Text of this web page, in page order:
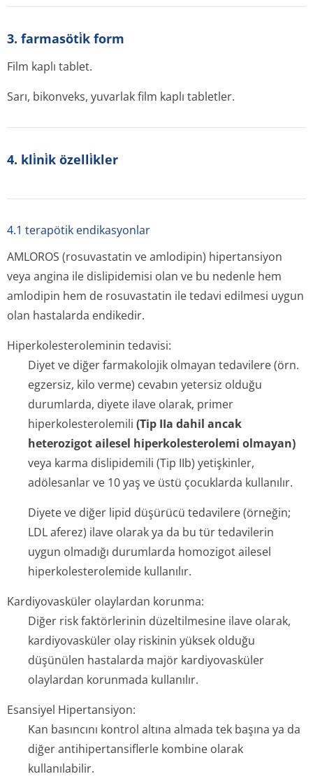
3. farmasöti̇k form
Film kaplı tablet.
Sarı, bikonveks, yuvarlak film kaplı tabletler.
4. kli̇ni̇k özelli̇kler
4.1 terapötik endikasyonlar
AMLOROS (rosuvastatin ve amlodipin) hipertansiyon
veya angina ile dislipidemisi olan ve bu nedenle hem
amlodipin hem de rosuvastatin ile tedavi edilmesi uygun
olan hastalarda endikedir.
Hiperkolesteroleminin tedavisi:
Diyet ve diğer farmakolojik olmayan tedavilere (örn.
egzersiz, kilo verme) cevabın yetersiz olduğu
durumlarda, diyete ilave olarak, primer
hiperkolestero­lemili (Tip IIa dahil ancak
heterozigot ailesel hiperkolesterolemi olmayan)
veya karma dislipidemili (Tip IIb) yetişkinler,
adölesanlar ve 10 yaş ve üstü çocuklarda kullanılır.
Diyete ve diğer lipid düşürücü tedavilere (örneğin;
LDL aferez) ilave olarak ya da bu tür tedavilerin
uygun olmadığı durumlarda homozigot ailesel
hiperkolestero­lemide kullanılır.
Kardiyovasküler olaylardan korunma:
Diğer risk faktörlerinin düzeltilmesine ilave olarak,
kardiyovasküler olay riskinin yüksek olduğu
düşünülen hastalarda majör kardiyovasküler
olaylardan korunmada kullanılır.
Esansiyel Hipertansiyon:
Kan basıncını kontrol altına almada tek başına ya da
diğer antihipertansi­flerle kombine olarak
kullanılabilir.